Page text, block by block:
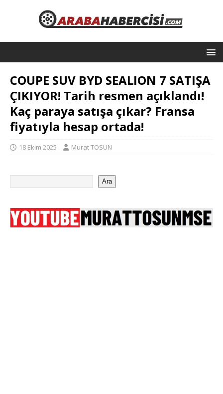
COUPE SUV BYD SEALION 7 SATIŞA
ÇIKIYOR! Tarih resmen açıklandı!
Kaç paraya satışa çıkar? Fransa
fiyatıyla hesap ortada!
18 Ekim 2025 Murat TOSUN
Ara